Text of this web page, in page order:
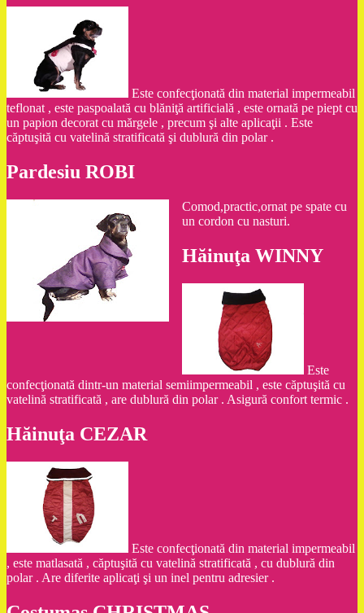
Este confecţionată din material impermeabil
teflonat , este paspoalată cu blăniţă artificială , este ornată pe piept cu
un papion decorat cu mărgele , precum şi alte aplicaţii . Este
căptuşită cu vatelină stratificată şi dublură din polar .
Pardesiu ROBI
Comod,practic,ornat pe spate cu
un cordon cu nasturi.
Hăinuţa WINNY
Este
confecţionată dintr-un material semiimpermeabil , este căptuşită cu
vatelină stratificată , are dublură din polar . Asigură confort termic .
Hăinuţa CEZAR
Este confecţionată din material impermeabil
, este matlasată , căptuşită cu vatelină stratificată , cu dublură din
polar . Are diferite aplicaţi şi un inel pentru adresier .